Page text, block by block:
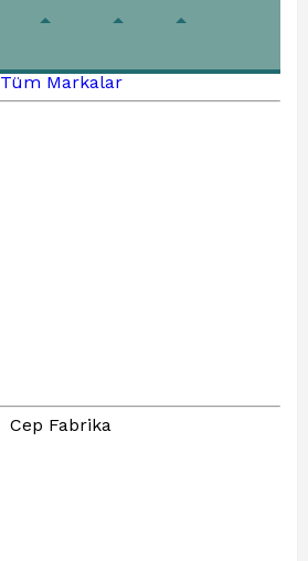
Tüm Markalar
Cep Fabrika